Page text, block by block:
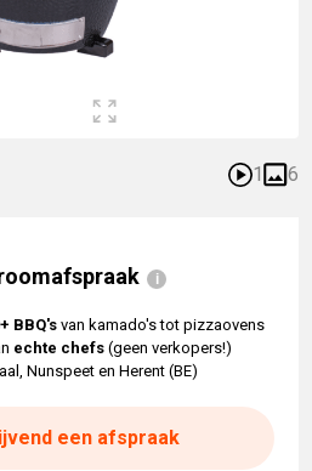
1 6
BBQ's van kamado's tot pizzaovens
echte chefs (geen verkopers!)
Nunspeet en Herent (BE)
een afspraak